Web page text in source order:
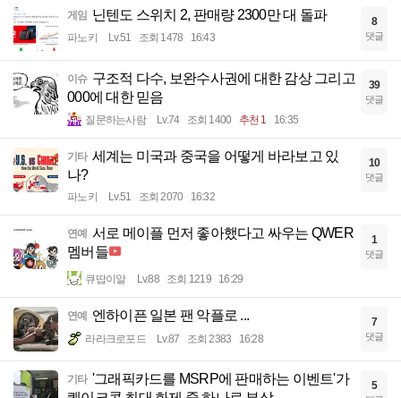
게임 닌텐도 스위치 2, 판매량 2300만 대 돌파
파노키 Lv.51 조회 1478 16:43
8
댓글
이슈 구조적 다수, 보완수사권에 대한 감상 그리고
000에 대한 믿음
질문하는사람 Lv.74 조회 1400 추천 1 16:35
39
댓글
기타 세계는 미국과 중국을 어떻게 바라보고 있
나?
파노키 Lv.51 조회 2070 16:32
10
댓글
연예
서로 메이플 먼저 좋아했다고 싸우는 QWER
멤버들
큐땁이알 Lv.88 조회 1219 16:29
1
댓글
연예 엔하이픈 일본 팬 악플로 ...
라라크로포드 Lv.87 조회 2383 16:28
7
댓글
기타 '그래픽카드를 MSRP에 판매하는 이벤트'가
5